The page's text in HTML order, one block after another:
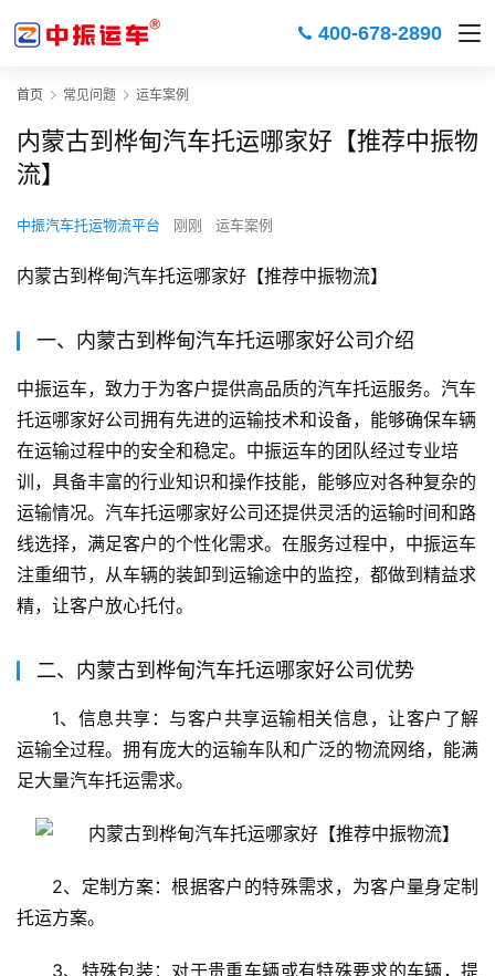
400-678-2890
首页 常见问题 运车案例
内蒙古到桦甸汽车托运哪家好【推荐中振物
流】
中振汽车托运物流平台 刚刚 运车案例
内蒙古到桦甸汽车托运哪家好【推荐中振物流】
一、内蒙古到桦甸汽车托运哪家好公司介绍
中振运车，致力于为客户提供高品质的汽车托运服务。汽车
托运哪家好公司拥有先进的运输技术和设备，能够确保车辆
在运输过程中的安全和稳定。中振运车的团队经过专业培
训，具备丰富的行业知识和操作技能，能够应对各种复杂的
运输情况。汽车托运哪家好公司还提供灵活的运输时间和路
线选择，满足客户的个性化需求。在服务过程中，中振运车
注重细节，从车辆的装卸到运输途中的监控，都做到精益求
精，让客户放心托付。
二、内蒙古到桦甸汽车托运哪家好公司优势
1、信息共享：与客户共享运输相关信息，让客户了解
运输全过程。拥有庞大的运输车队和广泛的物流网络，能满
足大量汽车托运需求。
2、定制方案：根据客户的特殊需求，为客户量身定制
托运方案。
3、特殊包装：对于贵重车辆或有特殊要求的车辆，提